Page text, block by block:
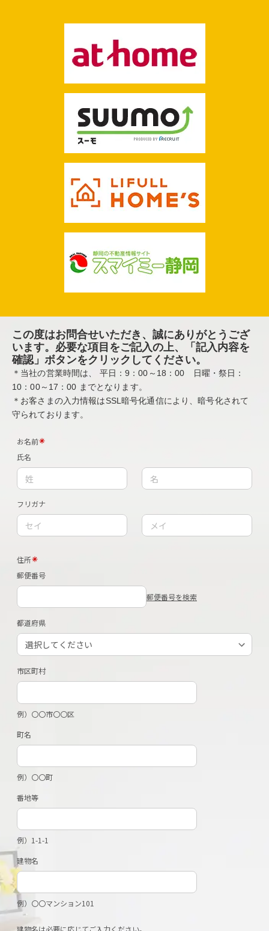
この度はお問合せいただき、誠にありがとうござ
います。 必要な項目をご記入の上、「記入内容を
確認」ボタンをクリックしてください。
＊当社の営業時間は、
平日：9：00～18：00 日曜・祭日：
10：00～17：00 までとなります。
＊お客さまの入力情報はSSL暗号化通信により、暗号化されて
守られております。